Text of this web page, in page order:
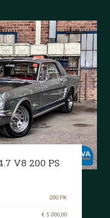
V8 200 PS
200 PK
€ 5 000,00